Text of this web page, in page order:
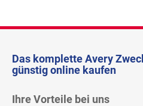
Das komplette Avery
günstig online kaufen
Ihre Vorteile bei uns